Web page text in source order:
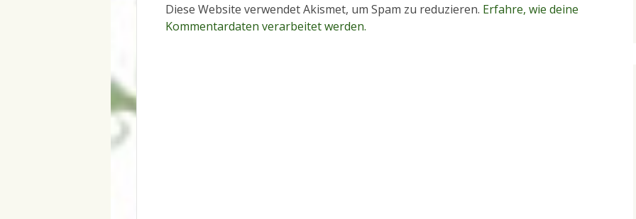
Diese Website verwendet Akismet, um Spam zu reduzieren. Erfahre, wie deine
Kommentardaten verarbeitet werden.